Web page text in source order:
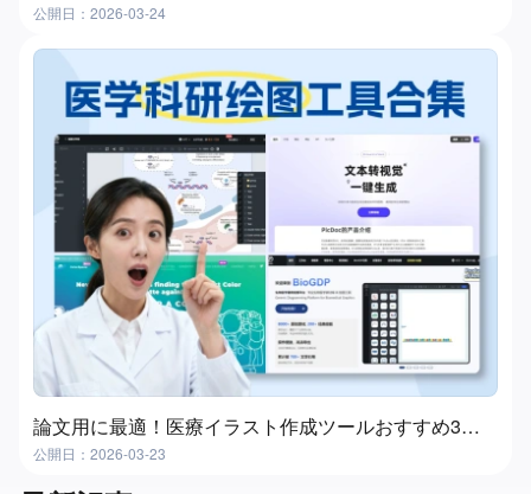
公開日：2026-03-24
論文用に最適！医療イラスト作成ツールおすすめ3選｜メディカルイラストを簡単作成
公開日：2026-03-23